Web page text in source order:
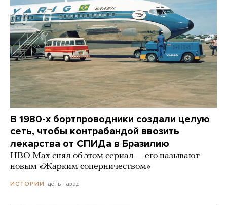
В 1980-х бортпроводники создали целую
сеть, чтобы контрабандой ввозить
лекарства от СПИДа в Бразилию
HBO Max снял об этом сериал — его называют
новым «Жарким соперничеством»
ИСТОРИИ день назад